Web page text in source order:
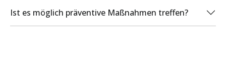
Ist es möglich präventive Maßnahmen treffen?